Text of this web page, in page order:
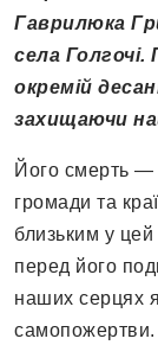
Гаврилюка
села
окремій
захищаючи
Його смерть —
громади та
близьким у
перед його
наших серцях
самопожертви.